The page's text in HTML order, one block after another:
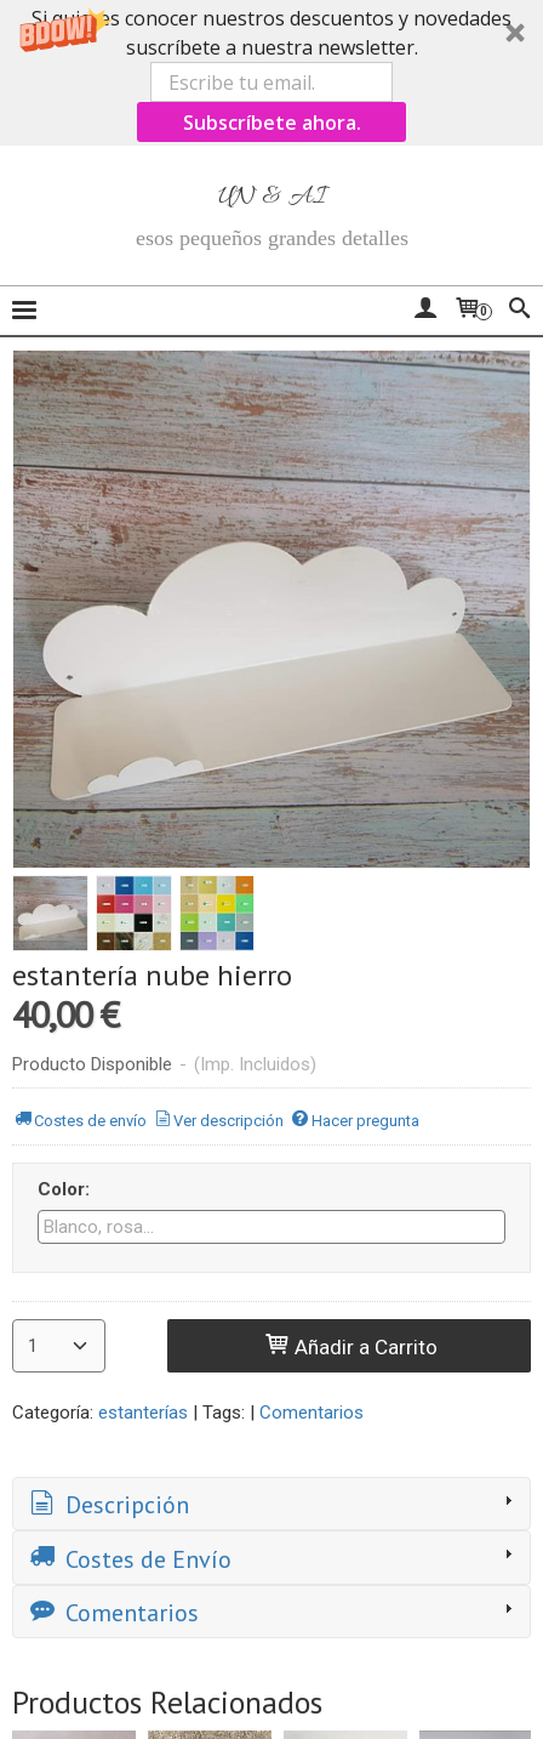
Si quieres conocer nuestros descuentos y novedades
suscríbete a nuestra newsletter.
Subscríbete ahora.
UN & AI
esos pequeños grandes detalles
0
estantería nube hierro
40,00 €
Producto Disponible - (Imp. Incluidos)
Costes de envío Ver descripción Hacer pregunta
Color:
Añadir a Carrito
Categoría: estanterías | Tags: | Comentarios
Descripción
Costes de Envío
Comentarios
Productos Relacionados